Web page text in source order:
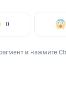
0
и нажмите